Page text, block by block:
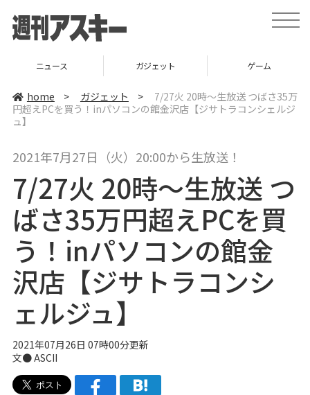
t
o
v
i
ニュース ガジェット ゲーム
home > ガジェット >
7/27火 20時～生放送 つばさ35万
円超えPCを買う！inパソコンの館金沢店【ジサトラコンシェルジ
ュ】
2021年7月27日（火）20:00から生放送！
7/27火 20時～生放送 つ
ばさ35万円超えPCを買
う！inパソコンの館金
沢店【ジサトラコンシ
ェルジュ】
2021年07月26日 07時00分更新
文● ASCII